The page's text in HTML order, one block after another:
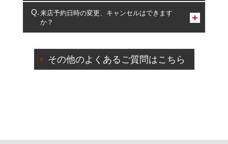
複数サービスのご予約は可能です。
一部の商品・サービスの組み合わせに限り、同時にご予約が
出来ないものもございます。
来店予約日時の変更、キャンセルはできます
か？
ご来店予約日の3営業日前を過ぎている場合のご予約
の日時変更につきましては、直接ご予約の店舗まで
その他のよくあるご質問はこちら